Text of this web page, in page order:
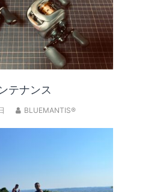
テナンス
BLUEMANTIS®